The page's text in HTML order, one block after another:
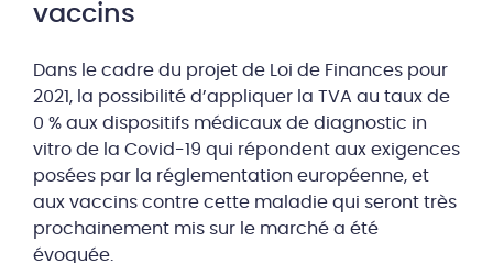
vaccins
Dans le cadre du projet de Loi de Finances pour
2021, la possibilité d’appliquer la TVA au taux de
0 % aux dispositifs médicaux de diagnostic in
vitro de la Covid-19 qui répondent aux exigences
posées par la réglementation européenne, et
aux vaccins contre cette maladie qui seront très
prochainement mis sur le marché a été
évoquée.